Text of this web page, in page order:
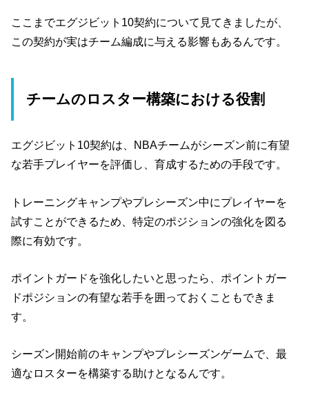
ここまでエグジビット10契約について見てきましたが、
この契約が実はチーム編成に与える影響もあるんです。
チームのロスター構築における役割
エグジビット10契約は、NBAチームがシーズン前に有望
な若手プレイヤーを評価し、育成するための手段です。
トレーニングキャンプやプレシーズン中にプレイヤーを
試すことができるため、特定のポジションの強化を図る
際に有効です。
ポイントガードを強化したいと思ったら、ポイントガー
ドポジションの有望な若手を囲っておくこともできま
す。
シーズン開始前のキャンプやプレシーズンゲームで、最
適なロスターを構築する助けとなるんです。